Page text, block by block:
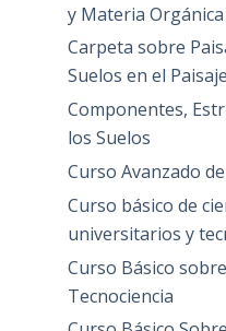
y Materia Orgánica
Carpeta sobre
Suelos en el Paisaje
Componentes,
los Suelos
Curso Avanzado
Curso básico de
universitarios y
Curso Básico
Tecnociencia